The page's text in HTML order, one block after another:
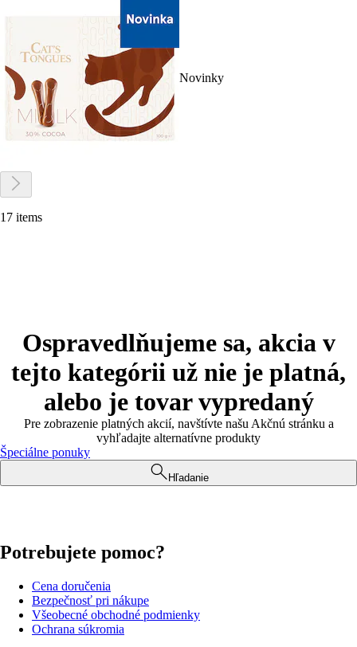
Novinky
17 items
Ospravedlňujeme sa, akcia v
tejto kategórii už nie je platná,
alebo je tovar vypredaný
Pre zobrazenie platných akcií, navštívte našu Akčnú stránku a
vyhľadajte alternatívne produkty
Špeciálne ponuky
Hľadanie
Potrebujete pomoc?
Cena doručenia
Bezpečnosť pri nákupe
Všeobecné obchodné podmienky
Ochrana súkromia